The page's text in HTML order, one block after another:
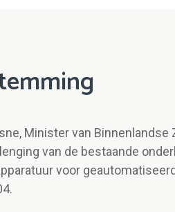
Minister van Binnenlandse
van de bestaande
voor